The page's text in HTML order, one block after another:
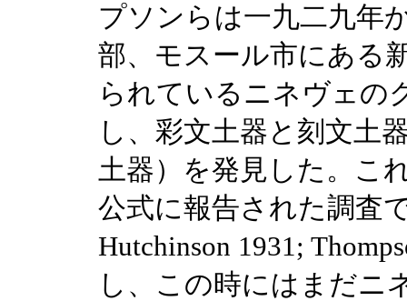
プソンらは一九二九年
部、モスール市にある
られているニネヴェの
し、彩文土器と刻文土
土器）を発見した。こ
公式に報告された調査
Hutchinson 1931;
し、この時にはまだニ